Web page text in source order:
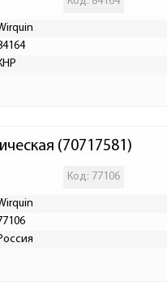
(70717581)
Код: 77106